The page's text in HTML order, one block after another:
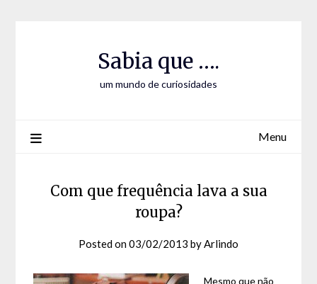
Sabia que ….
um mundo de curiosidades
Menu
Com que frequência lava a sua
roupa?
Posted on03/02/2013 byArlindo
Mesmo que não